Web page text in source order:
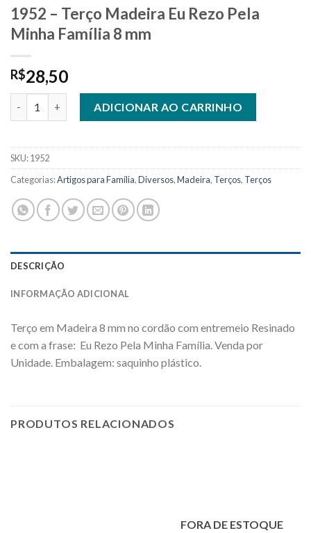
1952 – Terço Madeira Eu Rezo Pela
Minha Família 8 mm
R$28,50
ADICIONAR AO CARRINHO
SKU:1952
Categorias:Artigos para Família,Diversos,Madeira, Terços, Terços
DESCRIÇÃO
INFORMAÇÃO ADICIONAL
Terço em Madeira 8 mm no cordão com entremeio Resinado
e com a frase: Eu Rezo Pela Minha Família. Venda por
Unidade. Embalagem: saquinho plástico.
PRODUTOS RELACIONADOS
FORA DE ESTOQUE